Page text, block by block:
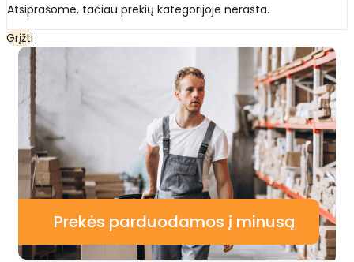
Atsiprašome, tačiau prekių kategorijoje nerasta.
Grįžti
Prekės parduodamos į minusą